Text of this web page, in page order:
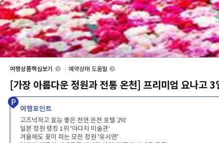
여행상품핵심보기 예약상태 도움말
[가장 아름다운 정원과 전통 온천] 프리미엄 요나고 3
여행포인트
고즈넉하고 효능 좋은 천연 온천 호텔 2박
일본 정원 랭킹 1위 '아다치 미술관'
겨울에도 꽃이 피는 모란 정원 '유시엔'